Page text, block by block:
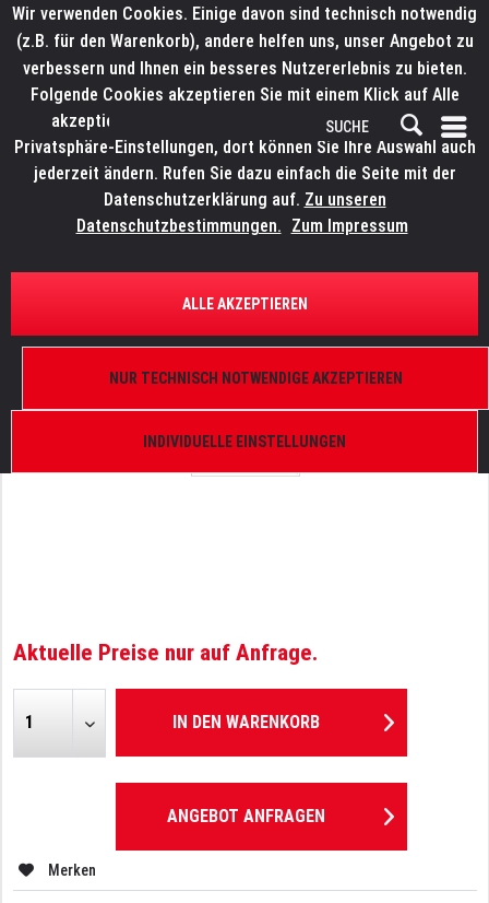
ÜBERSICHT ERSATZTEILE
Aktuelle Preise nur auf Anfrage.
IN DEN WARENKORB
ANGEBOT ANFRAGEN
Merken
Wir verwenden Cookies. Einige davon sind technisch notwendig
(z.B. für den Warenkorb), andere helfen uns, unser Angebot zu
verbessern und Ihnen ein besseres Nutzererlebnis zu bieten.
Folgende Cookies akzeptieren Sie mit einem Klick auf Alle
akzeptieren. Weitere Informationen finden Sie in den
Privatsphäre-Einstellungen, dort können Sie Ihre Auswahl auch
jederzeit ändern. Rufen Sie dazu einfach die Seite mit der
Datenschutzerklärung auf. Zu unseren
Datenschutzbestimmungen. Zum Impressum
INDIVIDUELLE EINSTELLUNGEN
NUR TECHNISCH NOTWENDIGE AKZEPTIEREN
ALLE AKZEPTIEREN